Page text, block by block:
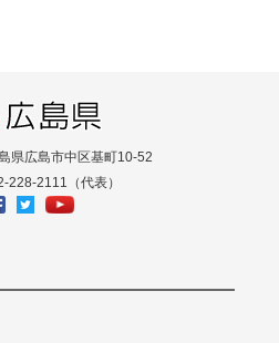
県広島市中区基町10-52
228-2111（代表）